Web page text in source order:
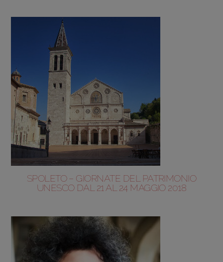
SPOLETO – GIORNATE DEL PATRIMONIO
UNESCO DAL 21 AL 24 MAGGIO 2018